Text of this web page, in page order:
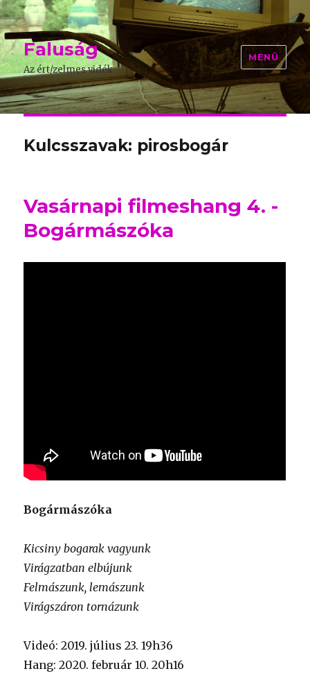
Faluság
Az ért/zelmes vidék
MENÜ
Kulcsszavak: pirosbogár
Vasárnapi filmeshang 4. -
Bogármászóka
Bogármászóka
Kicsiny bogarak vagyunk
Virágzatban elbújunk
Felmászunk, lemászunk
Virágszáron tornázunk
Videó: 2019. július 23. 19h36
Hang: 2020. február 10. 20h16